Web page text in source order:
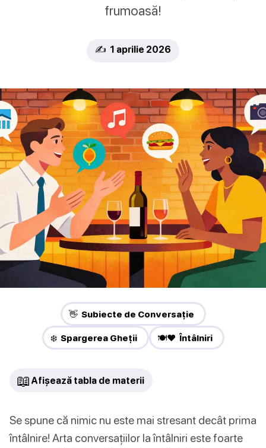
frumoasă!
✍️ 1 aprilie 2026
👋 Subiecte de Conversație
❄️ Spargerea Gheții 🍽️❤️ Întâlniri
📖 Afișează tabla de materii
Se spune că nimic nu este mai stresant decât prima
întâlnire! Arta conversațiilor la întâlniri este foarte